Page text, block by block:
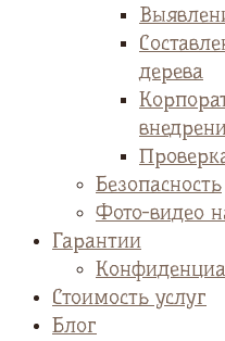
дерева
Безопасность
Фото-видео
Гарантии
Стоимость услуг
Блог